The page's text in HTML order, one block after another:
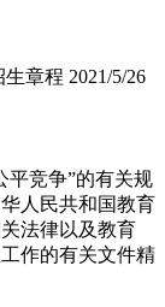
生章程 2021/5/26
平竞争”的有关规
人民共和国教育
法律以及教育
作的有关文件精